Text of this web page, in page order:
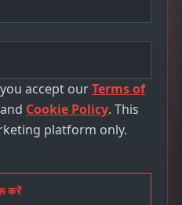
accept ourTerms of
Cookie Policy. This
platform only.
करें